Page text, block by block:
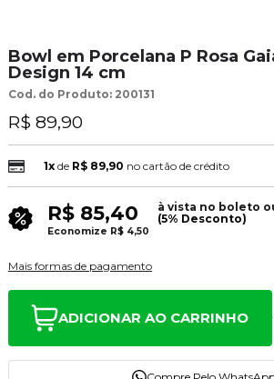
Bowl em Porcelana P Rosa
Design 14 cm
Cod. do Produto: 200131
R$ 89,90
1xde R$ 89,90 no cartão de crédito
R$ 85,40
à vista no boleto
(5% Desconto)
Economize R$ 4,50
Mais formas de pagamento
ADICIONAR AO CARRINHO